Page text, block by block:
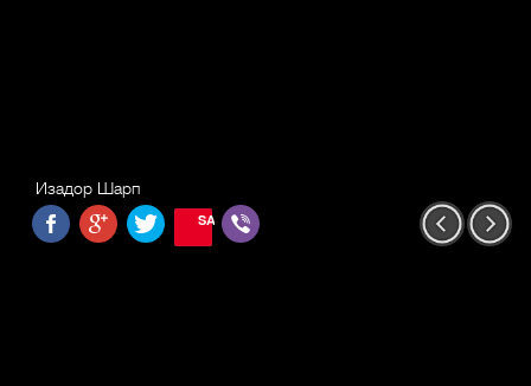
Изадор Шарп
SAVE